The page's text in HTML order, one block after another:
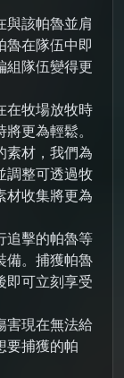
與該帕魯並肩
魯在隊伍中即
組隊伍變得更
在牧場放牧時
更為輕鬆。
素材，我們為
調整可透過牧
材收集將更為
追擊的帕魯等
備。捕獲帕魯
即可立刻享受
害現在無法給
要捕獲的帕